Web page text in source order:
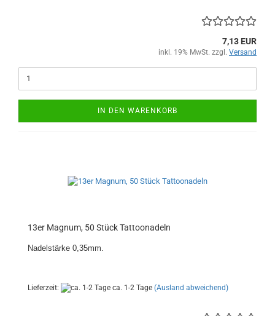
7,13 EUR
inkl. 19% MwSt. zzgl. Versand
IN DEN WARENKORB
13er Magnum, 50 Stück Tattoonadeln
Nadelstärke 0,35mm.
Lieferzeit: ca. 1-2 Tage (Ausland abweichend)